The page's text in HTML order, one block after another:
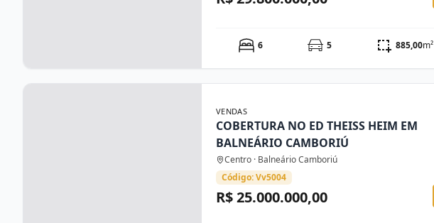
6 5 885,00m²
VENDAS
COBERTURA NO ED THEISS HEIM EM
BALNEÁRIO CAMBORIÚ
Centro · Balneário Camboriú
Código: Vv5004
R$ 25.000.000,00